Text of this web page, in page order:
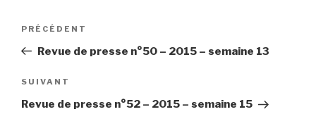
Navigation
l’article
Article
précédent
PRÉCÉDENT
Revue de presse n°50 – 2015 – semaine 13
Article
suivant
SUIVANT
Revue de presse n°52 – 2015 – semaine 15